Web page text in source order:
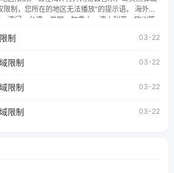
加拿大、澳大利亚、欧洲等国家和地区工作、留
，都可以使用，不再因地区和版权限制所困扰。
制，您所在的地区无法播放”的提示语。 海外用
澳门、台湾、美国、加拿大、澳大利亚、欧洲等
限制问题，且仅能在中国大陆地区播放。 遇到这
云音乐地区版权限制」的问题，无论人在香港、
、定居等，都可以使用，不再因地区和版权限制
制 03-22
限制 03-22
限制 03-22
限制 03-22